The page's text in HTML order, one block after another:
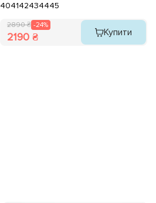
404142434445
2890 ₴ -24%
2190 ₴ Купити